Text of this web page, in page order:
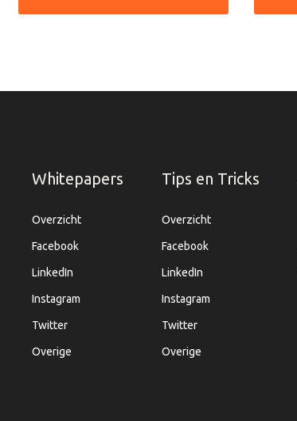
Whitepapers
Overzicht
Facebook
LinkedIn
Instagram
Twitter
Overige
Tips en Tricks
Overzicht
Facebook
LinkedIn
Instagram
Twitter
Overige